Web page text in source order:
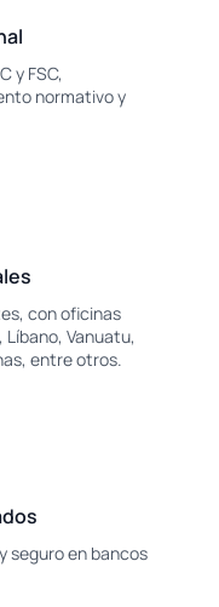
y FSC,
normativo y
con oficinas
Vanuatu,
entre otros.
seguro en bancos